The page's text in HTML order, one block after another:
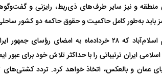
و نیز سایر طرف‌های ذی‌ربط، رایزنی و
باید به‌طور کامل حاکمیت و حقوق حاکمه دو کشور
در بند ۵ یادداشت تفاهم اسلام‌آباد که ۲۸ خردادماه
عمان و بالعکس، اتخاذ خواهد کرد. تردد کشتی‌های